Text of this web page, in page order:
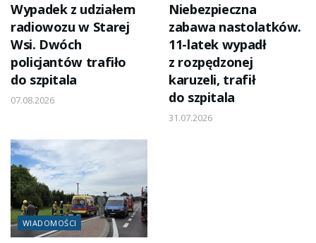
Wypadek z udziałem
radiowozu w Starej
Wsi. Dwóch
policjantów trafiło
do szpitala
07.08.2026
Niebezpieczna
zabawa nastolatków.
11-latek wypadł
z rozpędzonej
karuzeli, trafił
do szpitala
31.07.2026
WIADOMOŚCI